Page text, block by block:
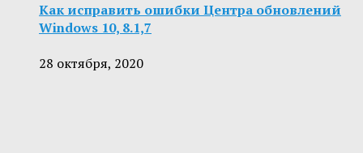
Как исправить ошибки Центра обновлений
Windows 10, 8.1,7
28 октября, 2020